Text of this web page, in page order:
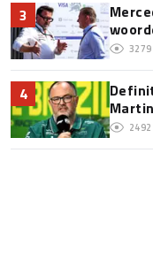
3
3279
4
Martin
2492